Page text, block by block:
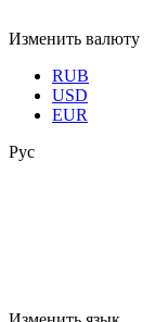
Изменить валюту
RUB
USD
EUR
Рус